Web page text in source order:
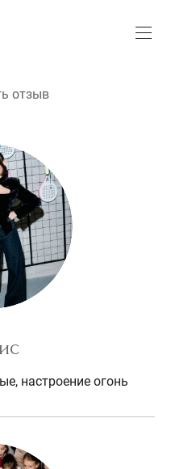
отзыв
настроение огонь